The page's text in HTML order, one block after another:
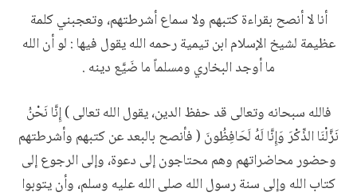
أنا لا أنصح بقراءة كتبهم ولا سماع أشرطتهم، وتعجبني كلمة
عظيمة لشيخ الإسلام ابن تيمية رحمه الله يقول فيها : لو أن الله
ما أوجد البخاري ومسلماً ما ضَيَّع دينه .
فالله سبحانه وتعالى قد حفظ الدين، يقول الله تعالى ) إِنَّا نَحْنُ
نَزَّلْنَا الذِّكْرَ وَإِنَّا لَهُ لَحَافِظُونَ ( فأنصح بالبعد عن كتبهم وأشرطتهم
وحضور محاضراتهم وهم محتاجون إلى دعوة، وإلى الرجوع إلى
كتاب الله وإلى سنة رسول الله صلى الله عليه وسلم، وأن يتوبوا